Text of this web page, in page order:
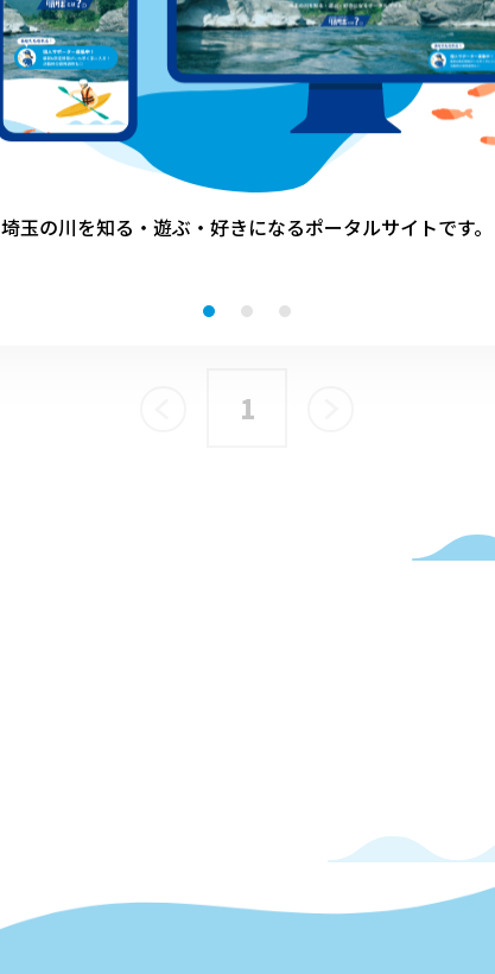
終了
2023.04.14(金) 10:00～12:
00
ワンサミ特別編・愛犬と一緒にゴ
ミ拾い活動
川の国応援団の活動 川越市
1
埼玉の川を知る・遊ぶ・好きになるポータルサイトです。